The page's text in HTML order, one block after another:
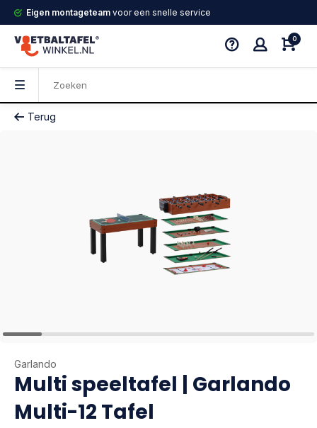
Eigen montageteam voor een snelle service
0
Terug
Garlando
Multi speeltafel | Garlando
Multi-12 Tafel